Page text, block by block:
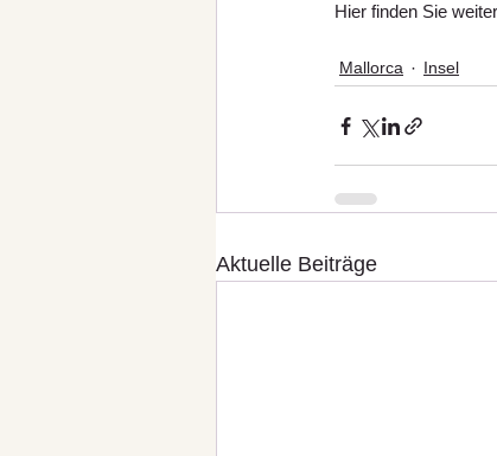
Hier finden Sie
Mallorca Insel
Aktuelle Beiträge